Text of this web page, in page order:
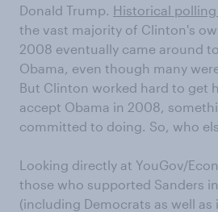
Donald Trump. Historical polling
the vast majority of Clinton's
2008 eventually came around
Obama, even though many
But Clinton worked hard to get
accept Obama in 2008,
committed to doing. So, who
Looking directly at YouGov/
those who supported Sanders
(including Democrats as well